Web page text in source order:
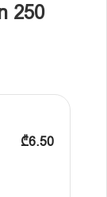
250
₾6.50